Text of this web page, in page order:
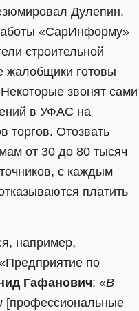
Дулепин.
«СарИнформу»
строительной
жалобщики готовы
звонят сами
в УФАС на
торгов. Отозвать
от 30 до 80 тысяч
с каждым
платить
например,
по
Гафанович: «В
[профессиональные